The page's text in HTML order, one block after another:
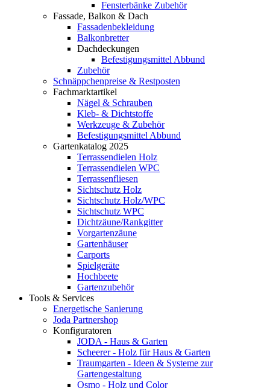
Fensterbänke Zubehör
Fassade, Balkon & Dach
Fassadenbekleidung
Balkonbretter
Dachdeckungen
Befestigungsmittel Abbund
Zubehör
Schnäppchenpreise & Restposten
Fachmarktartikel
Nägel & Schrauben
Kleb- & Dichtstoffe
Werkzeuge & Zubehör
Befestigungsmittel Abbund
Gartenkatalog 2025
Terrassendielen Holz
Terrassendielen WPC
Terrassenfliesen
Sichtschutz Holz
Sichtschutz Holz/WPC
Sichtschutz WPC
Dichtzäune/Rankgitter
Vorgartenzäune
Gartenhäuser
Carports
Spielgeräte
Hochbeete
Gartenzubehör
Tools & Services
Energetische Sanierung
Joda Partnershop
Konfiguratoren
JODA - Haus & Garten
Scheerer - Holz für Haus & Garten
Traumgarten - Ideen & Systeme zur
Gartengestaltung
Osmo - Holz und Color